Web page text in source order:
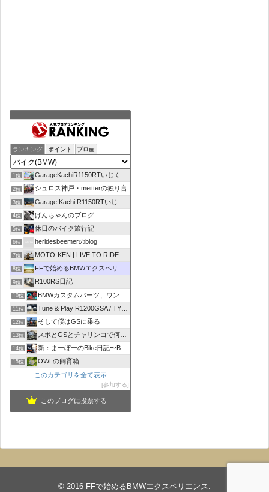
ランキング ポイント ブロ画
1位 GarageKachiR1150RTいじくり日記シーズン2
2位 シュロス神戸・meitterの独り言
3位 Garage Kachi R1150RTいじくり日記
4位 げんちゃんのブログ
5位 休日のバイク旅行記
6位 heridesbeemerのblog
7位 MOTO-KEN | LIVE TO RIDE
8位 FFで始めるBMWエクスペリエンス
9位 R100RS日記
10位 BMWカスタムパーツ、ワンオフマフラーのR-sty
11位 Tune & Play R1200GSA / TYPE R
12位 そして僕はGSに乗る
13位 スポとGSとチャリンコで何処いこう！
14位 新：まーぼーのBike日記〜BMW R1100RT〜
15位
OWLの飼育箱
このカテゴリを全て表示
参加する
このブログに投票する
© 2016 FFで始めるBMWエクスペリエンス.